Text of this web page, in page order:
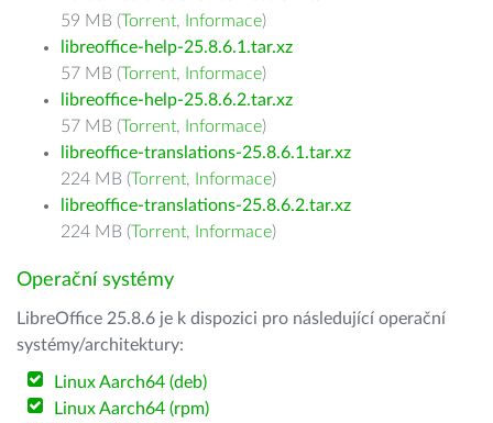
59 MB (Torrent, Informace)
libreoffice-help-25.8.6.1.tar.xz
57 MB (Torrent, Informace)
libreoffice-help-25.8.6.2.tar.xz
57 MB (Torrent, Informace)
libreoffice-translations-25.8.6.1.tar.xz
224 MB (Torrent, Informace)
libreoffice-translations-25.8.6.2.tar.xz
224 MB (Torrent, Informace)
Operační systémy
LibreOffice 25.8.6 je k dispozici pro následující operační
systémy/architektury:
Linux Aarch64 (deb)
Linux Aarch64 (rpm)